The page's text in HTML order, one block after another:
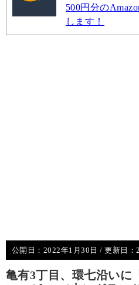
500円分の
します！
公開日： 2022年1月30日 / 更新日：
亀有3丁目、環七沿いに